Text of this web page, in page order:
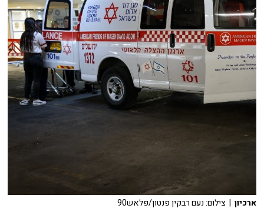
ארכיון | צילום: נעם רבקין פנטון/פלאש90